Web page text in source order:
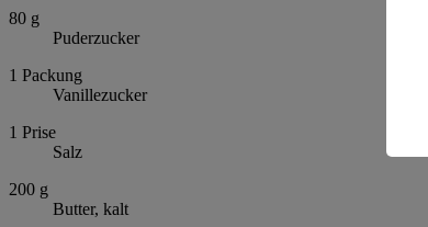
80 g
Puderzucker
1 Packung
Vanillezucker
1 Prise
Salz
200 g
Butter, kalt